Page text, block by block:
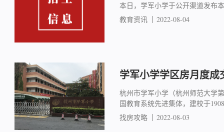
本日，学军小学于公开渠道发布
教育资讯
2022-08-04
学军小学学区房月度
杭州市学军小学（杭州师范大学
国教育系统先进集体，建校于
找房攻略
2022-08-03